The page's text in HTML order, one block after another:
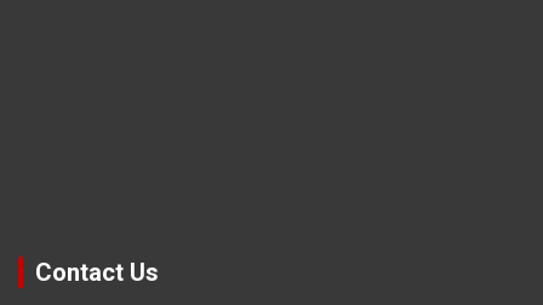
Contact Us